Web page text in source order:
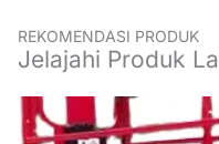
REKOMENDASI PRODUK
Jelajahi Produk